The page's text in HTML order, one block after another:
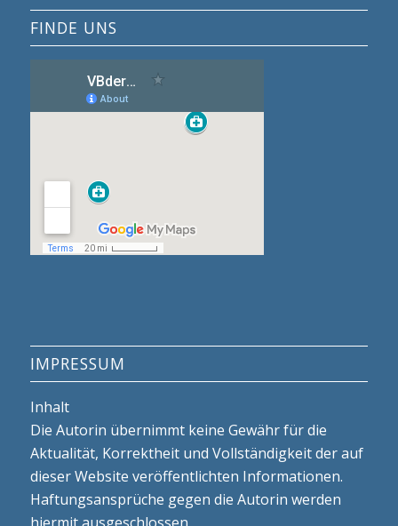
FINDE UNS
IMPRESSUM
Inhalt
Die Autorin übernimmt keine Gewähr für die
Aktualität, Korrektheit und Vollständigkeit der auf
dieser Website veröffentlichten Informationen.
Haftungsansprüche gegen die Autorin werden